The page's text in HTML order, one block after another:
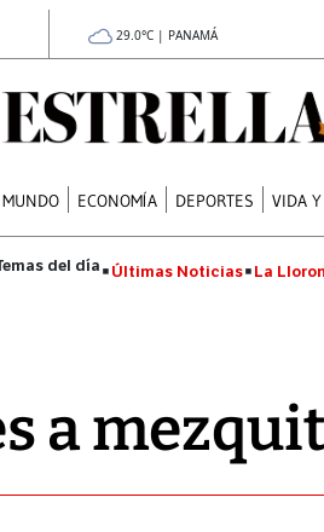
29.0°C | PANAMÁ
MUNDO ECONOMÍA DEPORTES VIDA
Últimas Noticias La
a